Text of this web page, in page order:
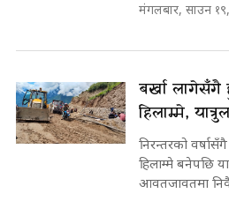
मंगलबार, साउन
बर्खा
हिलाम्मे,
निरन्तरको
हिलाम्मे बनेपछि
आवतजावतमा निकै